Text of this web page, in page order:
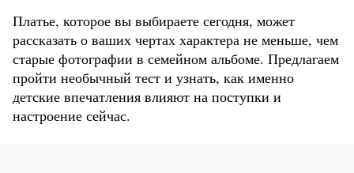
Платье, которое вы выбираете сегодня, может
рассказать о ваших чертах характера не меньше, чем
старые фотографии в семейном альбоме. Предлагаем
пройти необычный тест и узнать, как именно
детские впечатления влияют на поступки и
настроение сейчас.